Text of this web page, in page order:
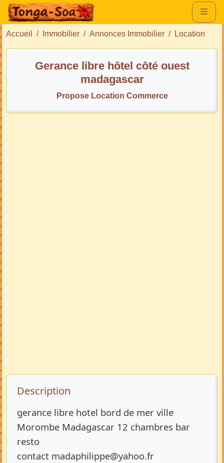
Accueil Immobilier Annonces Immobilier Location
Gerance libre hôtel côté ouest
madagascar
Propose Location Commerce
Description de l’annonce
Description
gerance libre hotel bord de mer ville
Morombe Madagascar 12 chambres bar
resto
contact madaphilippe@yahoo.fr